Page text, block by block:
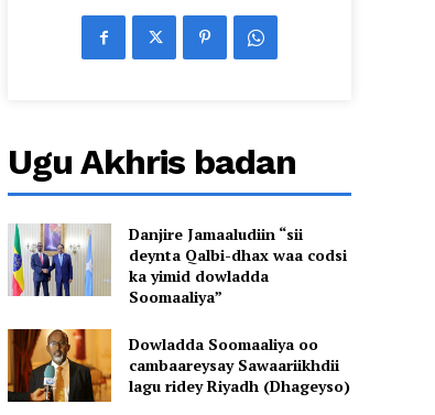
Ugu Akhris badan
Danjire Jamaaludiin “sii
deynta Qalbi-dhax waa codsi
ka yimid dowladda
Soomaaliya”
Dowladda Soomaaliya oo
cambaareysay Sawaariikhdii
lagu ridey Riyadh (Dhageyso)